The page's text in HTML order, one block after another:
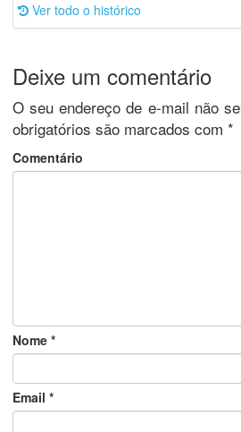
Ver todo o histórico
Deixe um comentário
O seu endereço de e-mail não
obrigatórios são marcados com *
Comentário
Nome *
Email *